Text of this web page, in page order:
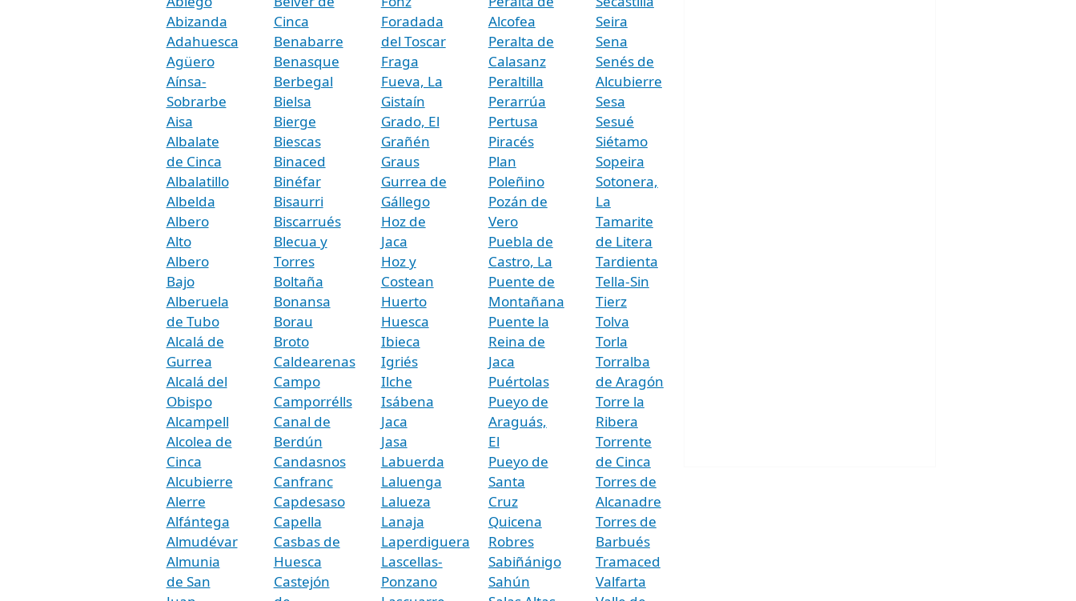
Abizanda
Adahuesca
Agüero
Aínsa-
Sobrarbe
Aisa
Albalate
de Cinca
Albalatillo
Albelda
Albero
Alto
Albero
Bajo
Alberuela
de Tubo
Alcalá de
Gurrea
Alcalá del
Obispo
Alcampell
Alcolea de
Cinca
Alcubierre
Alerre
Alfántega
Almudévar
Almunia
de San
Cinca
Benabarre
Benasque
Berbegal
Bielsa
Bierge
Biescas
Binaced
Binéfar
Bisaurri
Biscarrués
Blecua y
Torres
Boltaña
Bonansa
Borau
Broto
Caldearenas
Campo
Camporrélls
Canal de
Berdún
Candasnos
Canfranc
Capdesaso
Capella
Casbas de
Huesca
Castejón
Foradada
del Toscar
Fraga
Fueva, La
Gistaín
Grado, El
Grañén
Graus
Gurrea de
Gállego
Hoz de
Jaca
Hoz y
Costean
Huerto
Huesca
Ibieca
Igriés
Ilche
Isábena
Jaca
Jasa
Labuerda
Laluenga
Lalueza
Lanaja
Laperdiguera
Lascellas-
Ponzano
Alcofea
Peralta de
Calasanz
Peraltilla
Perarrúa
Pertusa
Piracés
Plan
Poleñino
Pozán de
Vero
Puebla de
Castro, La
Puente de
Montañana
Puente la
Reina de
Jaca
Puértolas
Pueyo de
Araguás,
El
Pueyo de
Santa
Cruz
Quicena
Robres
Sabiñánigo
Sahún
Seira
Sena
Senés de
Alcubierre
Sesa
Sesué
Siétamo
Sopeira
Sotonera,
La
Tamarite
de Litera
Tardienta
Tella-Sin
Tierz
Tolva
Torla
Torralba
de Aragón
Torre la
Ribera
Torrente
de Cinca
Torres de
Alcanadre
Torres de
Barbués
Tramaced
Valfarta